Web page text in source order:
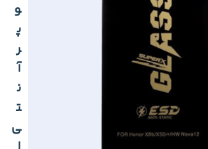
و
پ
ر
آ
ن
ت
ی